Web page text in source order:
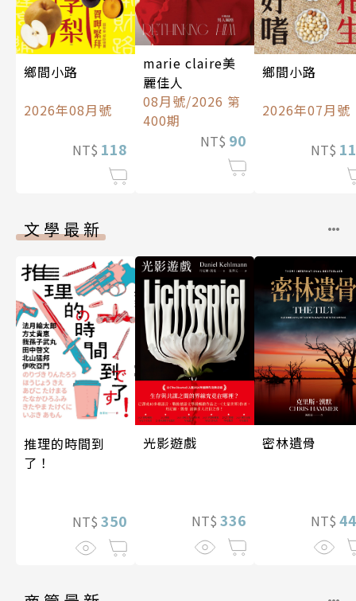
鄉間小路
2026年08月號
NT$ 118
marie claire美
麗佳人
08月號/2026 第
400期
NT$ 90
鄉間小路
2026年07月號
NT$
文學最新
推理的時間到
了！
NT$ 350
光影遊戲
NT$ 336
密林遺骨
NT$